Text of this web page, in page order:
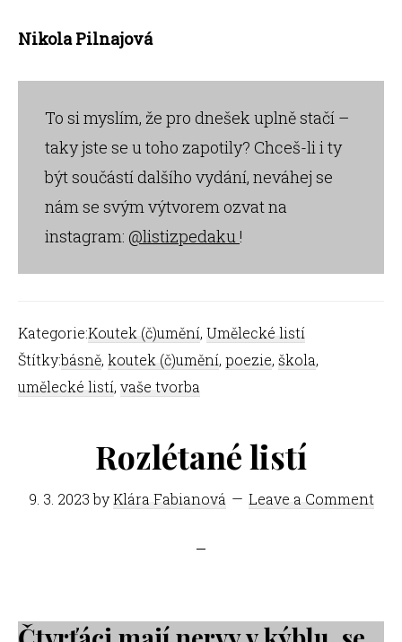
Nikola Pilnajová
To si myslím, že pro dnešek uplně stačí –
taky jste se u toho zapotily? Chceš-li i ty
být součástí dalšího vydání, neváhej se
nám se svým výtvorem ozvat na
instagram: @listizpedaku!
Kategorie:Koutek (č)umění, Umělecké listí
Štítky:básně, koutek (č)umění, poezie, škola,
umělecké listí, vaše tvorba
Rozlétané listí
9. 3. 2023byKlára Fabianová Leave a Comment